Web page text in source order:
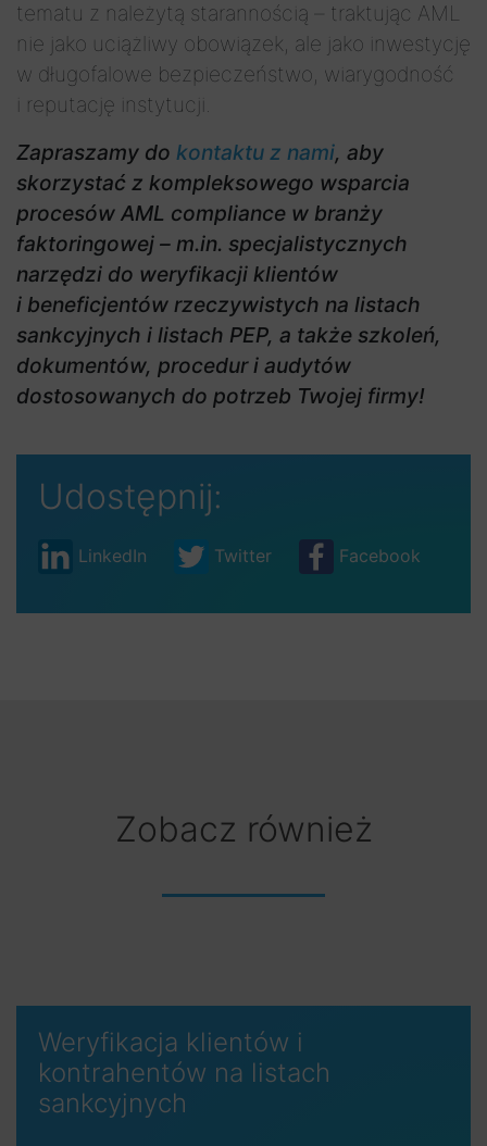
tematu z należytą starannością – traktując AML
nie jako uciążliwy obowiązek, ale jako inwestycję
w długofalowe bezpieczeństwo, wiarygodność
i reputację instytucji.
Zapraszamy do kontaktu z nami, aby
skorzystać z kompleksowego wsparcia
procesów AML compliance w branży
faktoringowej – m.in. specjalistycznych
narzędzi do weryfikacji klientów
i beneficjentów rzeczywistych na listach
sankcyjnych i listach PEP, a także szkoleń,
dokumentów, procedur i audytów
dostosowanych do potrzeb Twojej firmy!
Udostępnij:
LinkedIn Twitter Facebook
Zobacz również
Weryfikacja klientów i
kontrahentów na listach
sankcyjnych